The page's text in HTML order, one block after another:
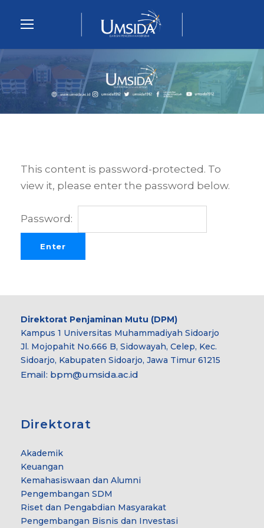
This content is password-protected. To
view it, please enter the password below.
Password:
Direktorat Penjaminan Mutu (DPM)
Kampus 1 Universitas Muhammadiyah Sidoarjo
Jl. Mojopahit No.666 B, Sidowayah, Celep, Kec.
Sidoarjo, Kabupaten Sidoarjo, Jawa Timur 61215
Email: bpm@umsida.ac.id
Direktorat
Akademik
Keuangan
Kemahasiswaan dan Alumni
Pengembangan SDM
Riset dan Pengabdian Masyarakat
Pengembangan Bisnis dan Investasi